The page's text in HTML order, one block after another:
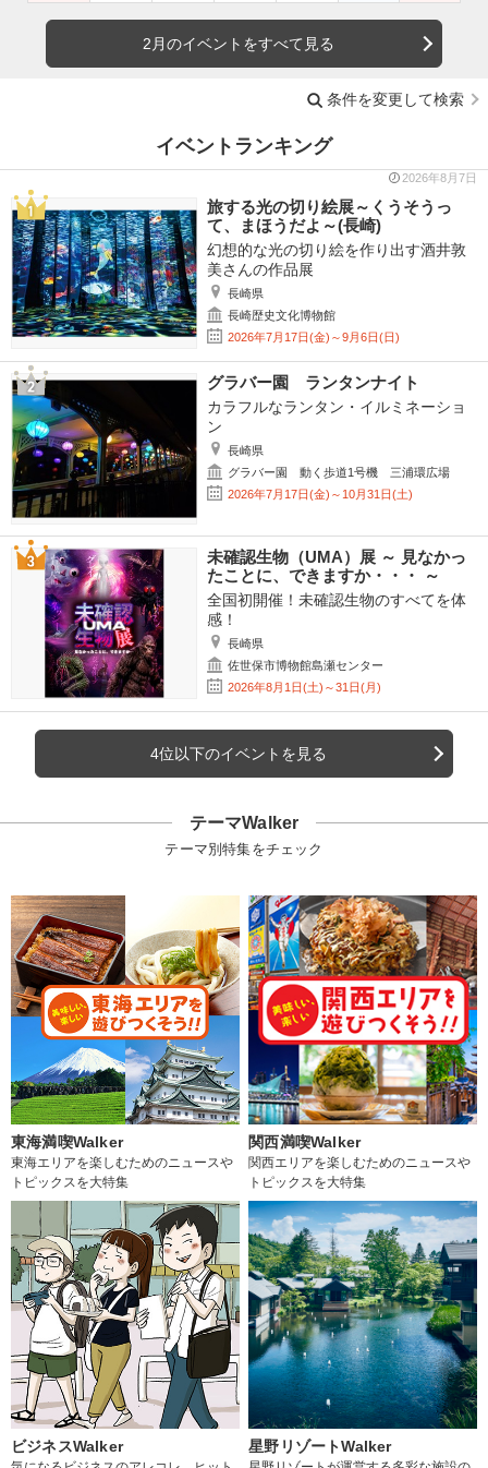
2月のイベントをすべて見る
条件を変更して検索
イベントランキング
2026年8月7日
旅する光の切り絵展～くうそうっ
て、まほうだよ～(長崎)
幻想的な光の切り絵を作り出す酒井敦
美さんの作品展
長崎県
長崎歴史文化博物館
2026年7月17日(金)～9月6日(日)
グラバー園 ランタンナイト
カラフルなランタン・イルミネーショ
ン
長崎県
グラバー園 動く歩道1号機 三浦環広場
2026年7月17日(金)～10月31日(土)
未確認生物（UMA）展 ～ 見なかっ
たことに、できますか・・・ ～
全国初開催！未確認生物のすべてを体
感！
長崎県
佐世保市博物館島瀬センター
2026年8月1日(土)～31日(月)
4位以下のイベントを見る
テーマWalker
テーマ別特集をチェック
東海満喫Walker
東海エリアを楽しむためのニュースや
トピックスを大特集
関西満喫Walker
関西エリアを楽しむためのニュースや
トピックスを大特集
ビジネスWalker 星野リゾートWalker